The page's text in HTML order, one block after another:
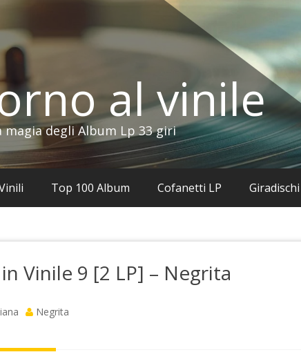
al vinile
magia degli Album Lp 33 giri
Top 100 Album Cofanetti LP Giradischi
Vinile 9 [2 LP] – Negrita
Negrita